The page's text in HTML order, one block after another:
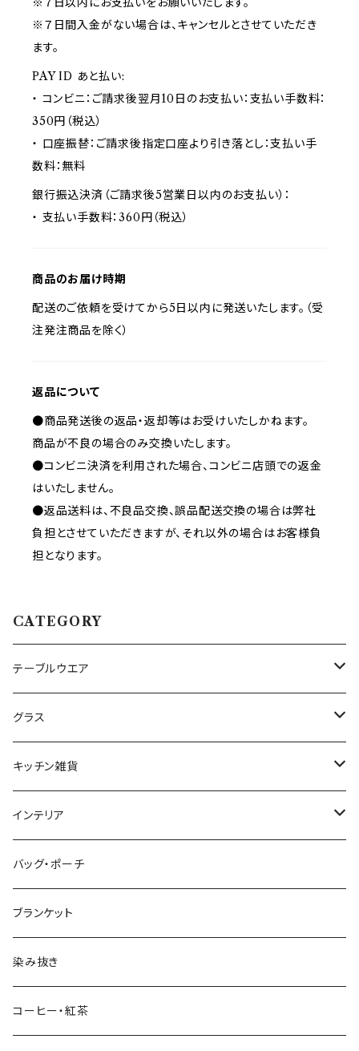
※７日間入金がない場合は、キャンセルとさせていただき
ます。
PAY ID あと払い:
・ コンビニ：ご請求後翌月10日のお支払い：支払い手数料：
350円（税込）
・ 口座振替：ご請求後指定口座より引き落とし：支払い手
数料：無料
銀行振込決済（ご請求後5営業日以内のお支払い）：
・ 支払い手数料：360円（税込）
商品のお届け時期
配送のご依頼を受けてから5日以内に発送いたします。（受
注発注商品を除く）
返品について
●商品発送後の返品・返却等はお受けいたしかねます。
商品が不良の場合のみ交換いたします。
●コンビニ決済を利用された場合、コンビニ店頭での返金
はいたしません。
●返品送料は、不良品交換、誤品配送交換の場合は弊社
負担とさせていただきますが、それ以外の場合はお客様負
担となります。
CATEGORY
テーブルウエア
プレート・ボウル（陶磁器）
プレート・ボウル（ガラス）
ティーカップ・マグ
カラフェ
カトラリー
子供用食器
グラス
ワイン・シャンパン
タンブラー・ビール
キッチン雑貨
テーブルランナー、プレースマット、クロス
調味料入れ・保存容器
キッチンタオル
キッチン小物
スポンジ・スポンジワイプ
インテリア
ファブリックパネル
収納
フラワーベース
キャンドルホルダー
バッグ・ポーチ
ブランケット
染み抜き
コーヒー・紅茶